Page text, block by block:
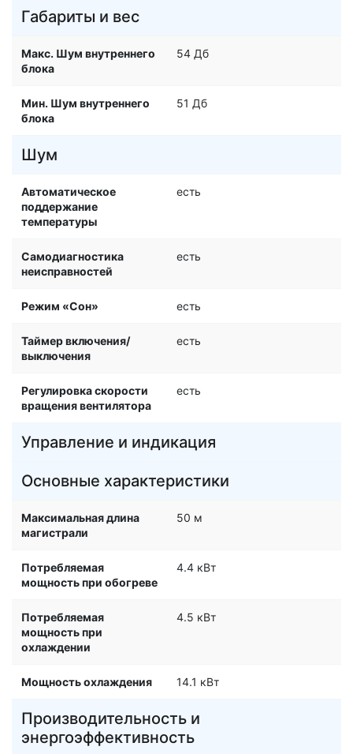
Габариты и вес
Макс. Шум внутреннего
блока
54 Дб
Мин. Шум внутреннего
блока
51 Дб
Шум
Автоматическое
поддержание
температуры
есть
Самодиагностика
неисправностей
есть
Режим «Сон» есть
Таймер включения/
выключения
есть
Регулировка скорости
вращения вентилятора
есть
Управление и индикация
Основные характеристики
Максимальная длина
магистрали
50 м
Потребляемая
мощность при обогреве
4.4 кВт
Потребляемая
мощность при
охлаждении
4.5 кВт
Мощность охлаждения 14.1 кВт
Производительность и
энергоэффективность